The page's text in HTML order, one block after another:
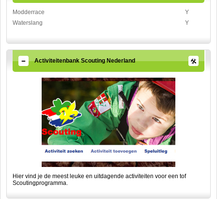
Modderrace
Y
Waterslang
Y
Activiteitenbank Scouting Nederland
Hier vind je de meest leuke en uitdagende activiteiten voor een tof
Scoutingprogramma.